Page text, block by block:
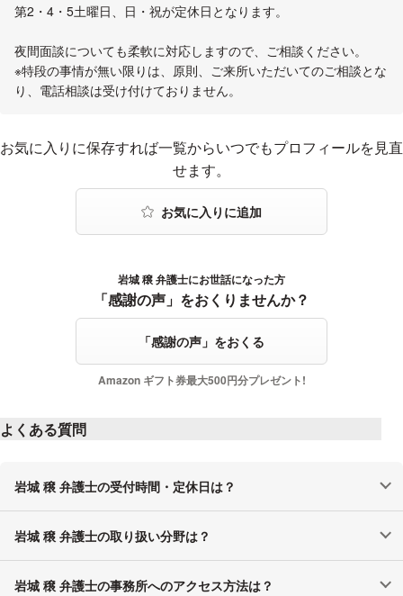
第2・4・5土曜日、日・祝が定休日となります。
夜間面談についても柔軟に対応しますので、ご相談ください。
※特段の事情が無い限りは、原則、ご来所いただいてのご相談とな
り、電話相談は受け付けておりません。
お気に入りに登録する
お気に入りに保存すれば一覧からいつでもプロフィールを見直
せます。
岩城 穣 弁護士にお世話になった方
「感謝の声」をおくりませんか？
「感謝の声」をおくる
Amazon ギフト券最大500円分プレゼント!
よくある質問
岩城 穣 弁護士の受付時間・定休日は？
岩城 穣 弁護士の取り扱い分野は？
岩城 穣 弁護士の事務所へのアクセス方法は？